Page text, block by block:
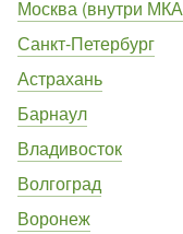
Москва (внутри
Санкт-Петербург
Астрахань
Барнаул
Владивосток
Волгоград
Воронеж